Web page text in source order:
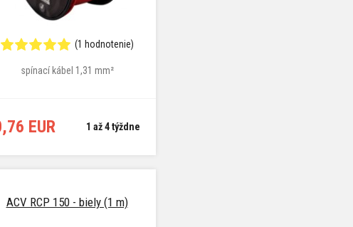
(1 hodnotenie)
spínací kábel 1,31 mm²
EUR 1 až 4 týždne
ACV RCP 150 - biely (1 m)